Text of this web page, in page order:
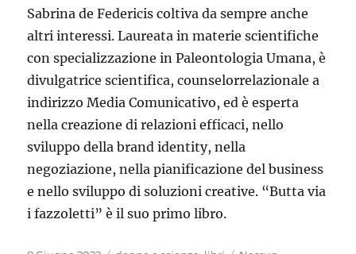
Sabrina de Federicis coltiva da sempre anche
altri interessi. Laureata in materie scientifiche
con specializzazione in Paleontologia Umana, è
divulgatrice scientifica, counselorrelazionale a
indirizzo Media Comunicativo, ed è esperta
nella creazione di relazioni efficaci, nello
sviluppo della brand identity, nella
negoziazione, nella pianificazione del business
e nello sviluppo di soluzioni creative. “Butta via
i fazzoletti” è il suo primo libro.